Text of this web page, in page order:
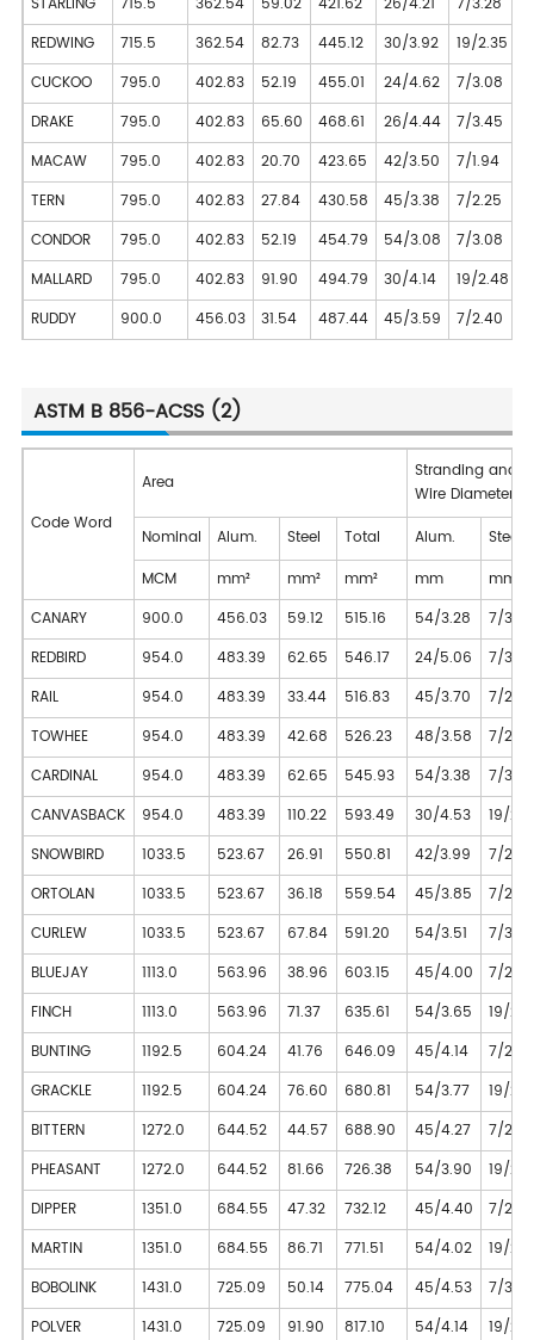
REDWING
715.5 362.54 82.73 445.12 30/3.92 19/2.35
CUCKOO
795.0 402.83 52.19 455.01 24/4.62 7/3.08
DRAKE
795.0 402.83 65.60 468.61 26/4.44 7/3.45
MACAW
795.0 402.83 20.70 423.65 42/3.50 7/1.94
TERN
795.0 402.83 27.84 430.58 45/3.38 7/2.25
CONDOR
795.0 402.83 52.19 454.79 54/3.08 7/3.08
MALLARD
795.0 402.83 91.90 494.79 30/4.14 19/2.48
RUDDY
900.0 456.03 31.54 487.44 45/3.59 7/2.40
ASTM B 856-ACSS (2)
Code Word
Area
Stranding and
Wire Diameter
Nominal
Alum. Steel Total Alum.
Steel
MCM
mm² mm² mm² mm
mm
CANARY
900.0 456.03 59.12 515.16 54/3.28
7/3.28
REDBIRD
954.0 483.39 62.65 546.17 24/5.06
7/3.38
RAIL
954.0 483.39 33.44 516.83 45/3.70
7/2.47
TOWHEE
954.0 483.39 42.68 526.23 48/3.58
7/2.79
CARDINAL
954.0 483.39 62.65 545.93 54/3.38
7/3.38
CANVASBACK
954.0 483.39 110.22 593.49 30/4.53
19/
SNOWBIRD
1033.5 523.67 26.91 550.81 42/3.99
7/2.21
ORTOLAN
1033.5 523.67 36.18 559.54 45/3.85
7/2.57
CURLEW
1033.5 523.67 67.84 591.20 54/3.51
7/3.51
BLUEJAY
1113.0 563.96 38.96 603.15 45/4.00
7/2.66
FINCH
1113.0 563.96 71.37 635.61 54/3.65
19/
BUNTING
1192.5 604.24 41.76 646.09 45/4.14
7/2.76
GRACKLE
1192.5 604.24 76.60 680.81 54/3.77
19/
BITTERN
1272.0 644.52 44.57 688.90 45/4.27
7/2.85
PHEASANT
1272.0 644.52 81.66 726.38 54/3.90
19/
DIPPER
1351.0 684.55 47.32 732.12 45/4.40
7/2.93
MARTIN
1351.0 684.55 86.71 771.51 54/4.02
19/
BOBOLINK
1431.0 725.09 50.14 775.04 45/4.53
7/3.02
POLVER
1431.0 725.09 91.90 817.10 54/4.14
19/